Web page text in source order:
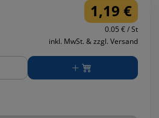
1,19 €
0.05 € / St
inkl. MwSt. & zzgl. Versand